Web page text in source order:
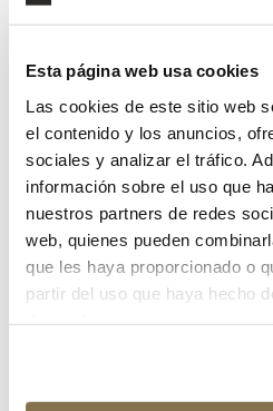
Esta página web usa cookies
Las cookies de este sitio web
el contenido y los anuncios,
sociales y analizar el tráfico.
información sobre el uso que
nuestros partners de redes
web, quienes pueden
que les haya proporcionado o
partir del uso que haya hecho
¿Has olvidado tu contraseña?